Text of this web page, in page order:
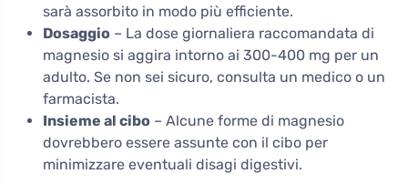
sarà assorbito in modo più efficiente.
Dosaggio – La dose giornaliera raccomandata di
magnesio si aggira intorno ai 300-400 mg per un
adulto. Se non sei sicuro, consulta un medico o un
farmacista.
Insieme al cibo – Alcune forme di magnesio
dovrebbero essere assunte con il cibo per
minimizzare eventuali disagi digestivi.